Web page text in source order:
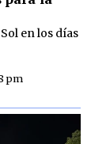
en los días
pm